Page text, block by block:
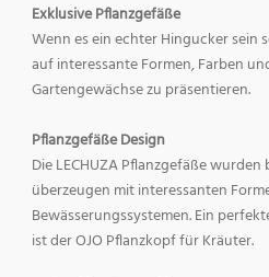
Exklusive Pflanzgefäße
Wenn es ein echter Hingucker sein
auf interessante Formen, Farben
Gartengewächse zu präsentieren.
Pflanzgefäße Design
Die LECHUZA Pflanzgefäße
überzeugen mit interessanten
Bewässerungssystemen. Ein
ist der OJO Pflanzkopf für Kräuter.